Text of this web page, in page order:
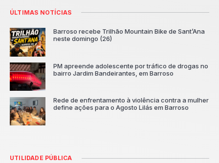
ÚLTIMAS NOTÍCIAS
Barroso recebe Trilhão Mountain Bike de Sant’Ana
neste domingo (26)
PM apreende adolescente por tráfico de drogas no
bairro Jardim Bandeirantes, em Barroso
Rede de enfrentamento à violência contra a mulher
define ações para o Agosto Lilás em Barroso
UTILIDADE PÚBLICA